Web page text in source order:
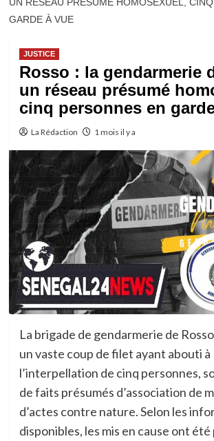
GARDE À VUE
JUSTICE
Rosso : la gendarmerie
un réseau présumé
cinq personnes en
La Rédaction 1 mois il y a
La brigade de gendarmerie de
un vaste coup de filet ayant abouti à
l’interpellation de cinq personnes,
de faits présumés d’association de
d’actes contre nature. Selon les
disponibles, les mis en cause ont été